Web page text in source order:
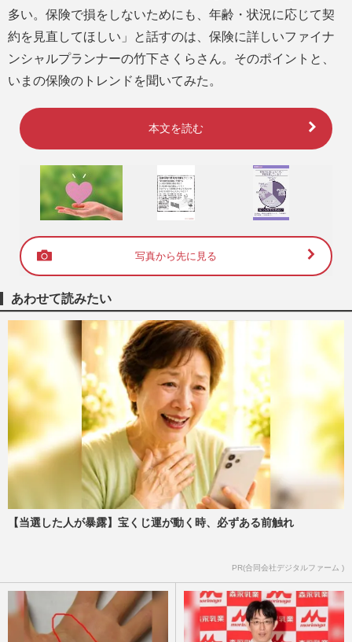
多い。保険で損をしないためにも、年齢・状況に応じて契
約を見直してほしい」と話すのは、保険に詳しいファイナ
ンシャルプランナーの竹下さくらさん。そのポイントと、
いまの保険のトレンドを聞いてみた。
本文を読む
写真から先に見る
あわせて読みたい
【当選した人が暴露】宝くじ運が動く時、必ずある前触れ
PR(合同会社デジタルファーム )